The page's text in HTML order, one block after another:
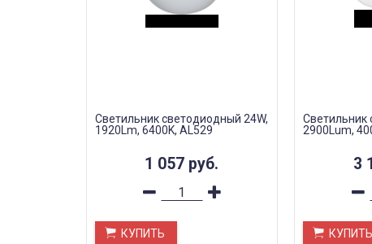
Светильник светодиодный 24W,
1920Lm, 6400K, AL529
1 057 руб.
КУПИТЬ
Светильник
2900Lum,
3
КУПИТЬ